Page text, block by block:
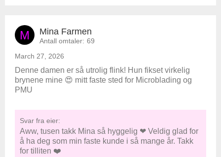
M Mina Farmen
Antall omtaler: 69
March 27, 2026
Denne damen er så utrolig flink! Hun fikset virkelig
brynene mine 😍 mitt faste sted for Microblading og
PMU
Svar fra eier:
Aww, tusen takk Mina så hyggelig ❤ Veldig glad for
å ha deg som min faste kunde i så mange år. Takk
for tilliten ❤️